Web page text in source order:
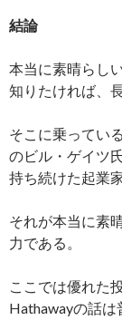
結論
本当に素晴らし
知りたければ、
そこに乗ってい
のビル・ゲイツ
持ち続けた起業
それが本当に素
力である。
ここでは優れた
Hathawayの話